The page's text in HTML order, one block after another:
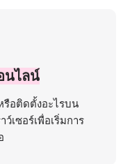
นไลน์
อติดตั้งอะไรบน
เซอร์เพื่อเริ่มการ